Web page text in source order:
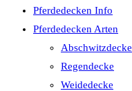
Pferdedecken Info
Pferdedecken Arten
Abschwitzdecke
Regendecke
Weidedecke